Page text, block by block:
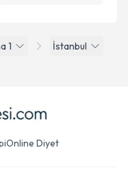
1
İstanbul
Online Diyet